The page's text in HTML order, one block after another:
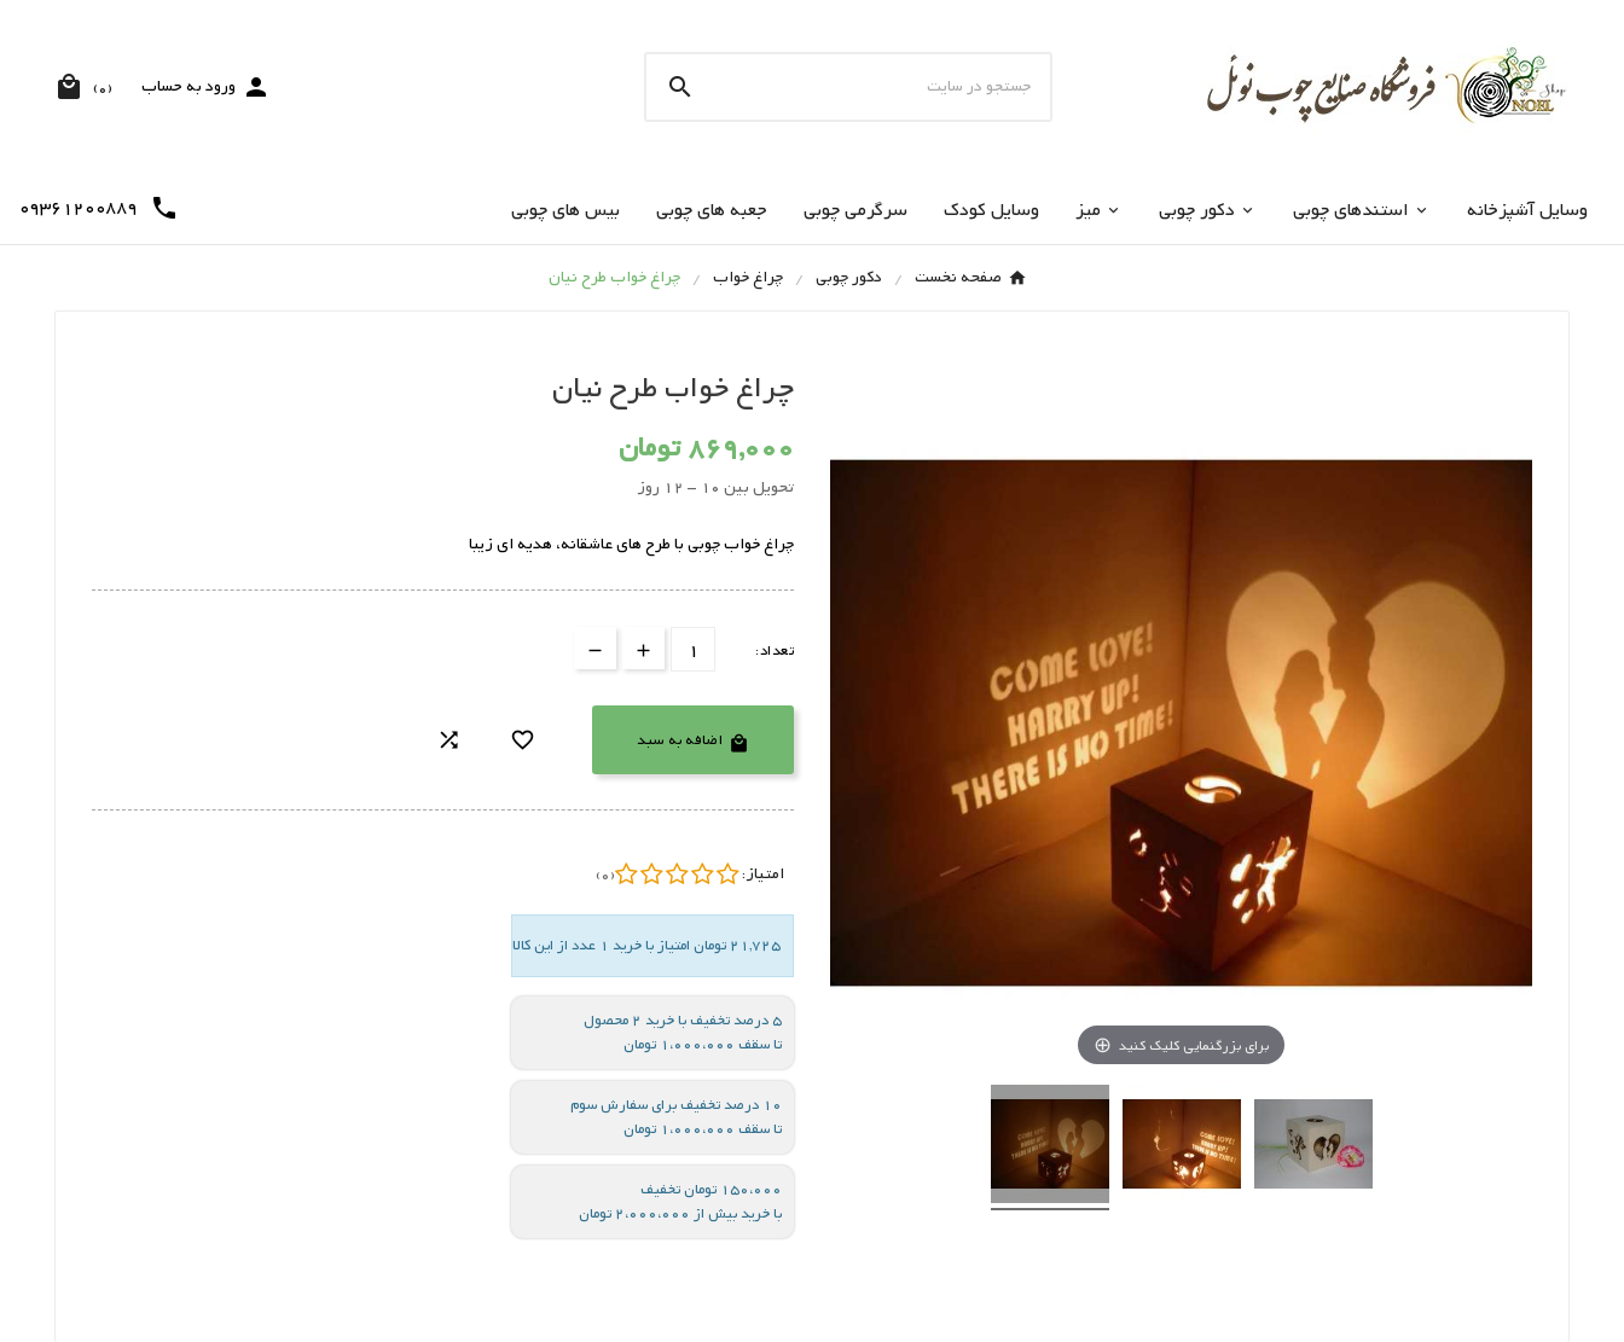

 ورود به حساب  (0)
وسایل آشپزخانه استندهای چوبی دکور چوبی میز وسایل کودک سرگرمی چوبی جعبه های چوبی بیس های چوبی 
09361200889
صفحه نخست دکور چوبی چراغ خواب چراغ خواب طرح نیان
برای بزرگنمایی کلیک کنید
چراغ خواب طرح نیان
869,000 تومان
تحویل بین 10 - 12 روز
چراغ خواب چوبی با طرح های عاشقانه، هدیه ای زیبا
تعداد:
 اضافه به سبد 

امتیاز: (0)
21,725 تومان امتیاز با خرید 1 عدد از این کالا
5 درصد تخفیف با خرید 2 محصول
تا سقف 1،000،000 تومان
10 درصد تخفیف برای سفارش سوم
تا سقف 1،000،000 تومان
150،000 تومان تخفیف
با خرید بیش از 2،000،000 تومان